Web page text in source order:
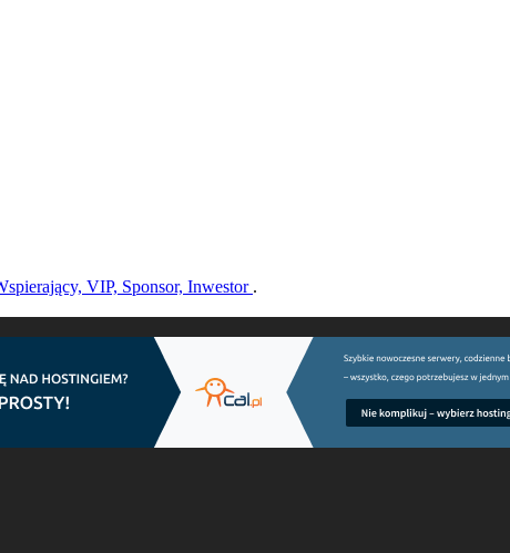
VIP, Sponsor, Inwestor .